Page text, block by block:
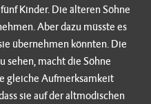
Kinder. Die älteren Söhne
Aber dazu müsste es
übernehmen könnten. Die
sehen, macht die Söhne
gleiche Aufmerksamkeit
sie auf der altmodischen